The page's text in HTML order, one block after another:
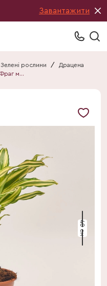
Завантажити
Зелені рослини /
Драцена
Драцена Фраг мікс
40 см